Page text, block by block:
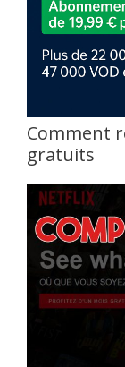
Comment
gratuits